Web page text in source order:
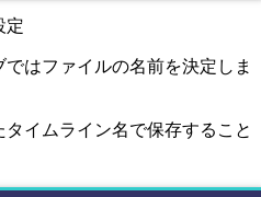
はファイルの名前を決定しま
イムライン名で保存すること